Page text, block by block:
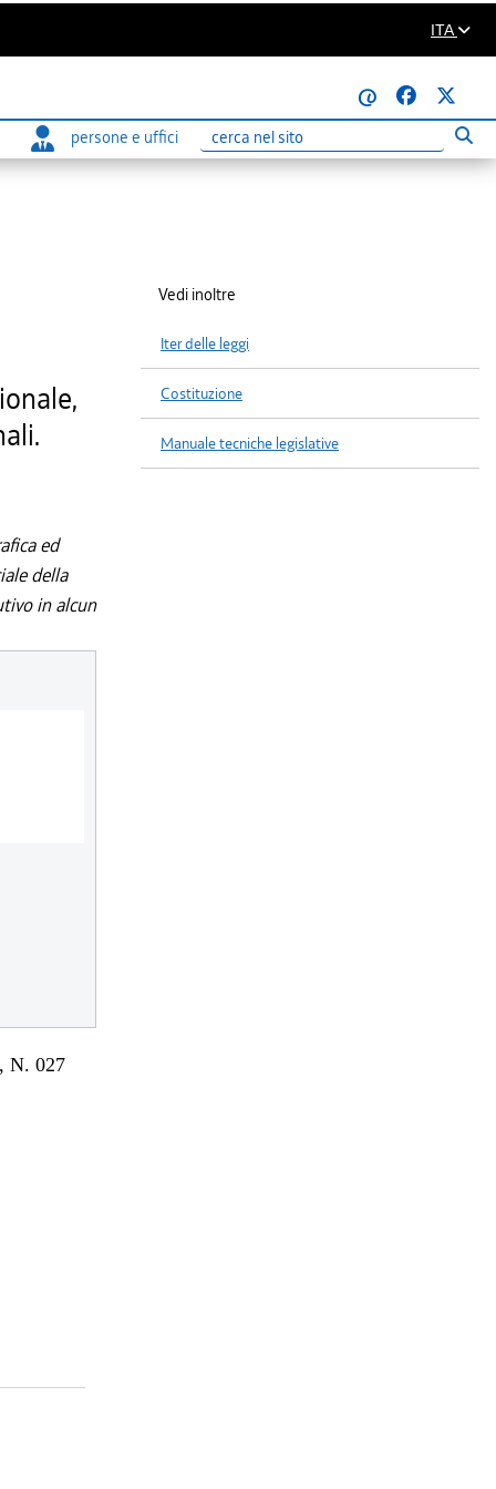
ITA
@
persone e uffici
Ricerca
ed
della
in alcun
N. 027
Vedi inoltre
Iter delle leggi
Costituzione
Manuale tecniche legislative